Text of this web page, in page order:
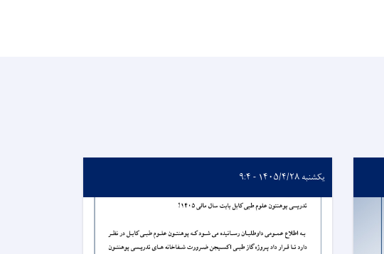
یکشنبه ۱۴۰۵/۴/۲۸ - ۹:۴